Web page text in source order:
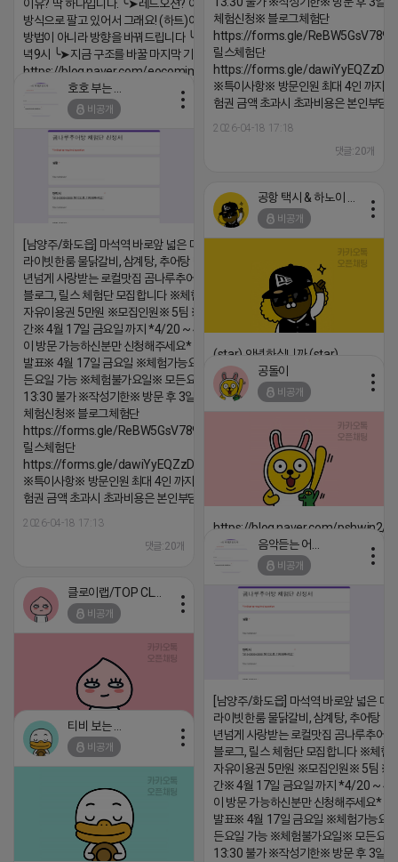
체험신청※ 블로그체험단
https://forms.gle/
릴스체험단
https://forms.gle/
※특이사항※ 방문인원 최대 4인 까지
험권 금액 초과시 초과비용은 본인부담
2026-04-18 17:18
댓글:20개
이유? 딱 하나입니다. ╰➤레드오션? 아니요! ╰➤모두 같은
방식으로 팔고 있어서 그래요! (하트)이번엔 다릅니다. ╰➤
방법이 아니라 방향을 바꿔드립니다 ╰➤4월 21일(화) 저
녁9시 ╰➤지금 구조를 바꿀 마지막 기회
https://blog.naver.com/eocomim/224250518436
2026-04-18 17:15
비공개
[남양주/화도읍] 마석역 바로앞 넓은 매장과, 프
라이빗한룸 물닭갈비, 삼계탕, 추어탕 맛집 10
년넘게 사랑받는 로컬맛집 곰나루추어탕에서
블로그, 릴스 체험단 모집합니다 ※체험메뉴※
자유이용권 5만원 ※모집인원※ 5팀 ※모집기
간※ 4월 17일 금요일 까지 *4/20 ~ 4/26 사
이 방문 가능하신분만 신청해주세요* ※체험단
발표※ 4월 17일 금요일 ※체험가능요일※ 모
든요일 가능 ※체험불가요일※ 모든요일 12 ~
13:30 불가 ※작성기한※ 방문 후 3일 이내 ※
체험신청※ 블로그체험단
https://forms.gle/ReBW5GsV789ur2Pz6
릴스체험단
https://forms.gle/dawiYyEQZzDdqf8W8
※특이사항※ 방문인원 최대 4인 까지 가능 체
험권 금액 초과시 초과비용은 본인부담입니다.
2026-04-18 17:13
댓글:20개
비공개
(star) 안녕하십니까 (star)
2026-04-18 17:12
공돌이
비공개
https://blog.naver.com/pshwin2/
2026-04-18 17:12
비공개
[남양주/화도읍] 마석역 바로앞 넓은 매
라이빗한룸 물닭갈비, 삼계탕, 추어탕 맛
년넘게 사랑받는 로컬맛집 곰나루추어
블로그, 릴스 체험단 모집합니다 ※체험
자유이용권 5만원 ※모집인원※ 5팀 ※
간※ 4월 17일 금요일 까지 *4/20 ~ 4/
이 방문 가능하신분만 신청해주세요* ※
발표※ 4월 17일 금요일 ※체험가능요
든요일 가능 ※체험불가요일※ 모든요
13:30 불가 ※작성기한※ 방문 후 3일
비공개
2026-04-18 17:05
비공개